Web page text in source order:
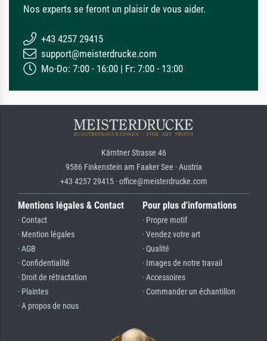
Nos experts se feront un plaisir de vous aider.
+43 4257 29415
support@meisterdrucke.com
Mo-Do: 7:00 - 16:00 | Fr: 7:00 - 13:00
Kärntner Strasse 46
9586 Finkenstein am Faaker See · Austria
+43 4257 29415 · office@meisterdrucke.com
Mentions légales & Contact
· Contact
· Mention légales
· AGB
· Confidentialité
· Droit de rétractation
· Plaintes
· A propos de nous
Pour plus d'informations
· Propre motif
· Vendez votre art
· Qualité
· Images de notre travail
· Accessoires
· Commander un échantillon